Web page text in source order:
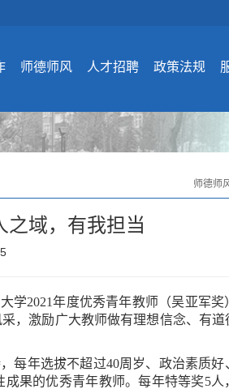
师德师风 人才招聘 政策法规
师德师
之域，有我担当
学2021年度优秀青年教师（吴亚军
，激励广大教师做有理想信念、有
每年选拔不超过40周岁、政治素质好
果的优秀青年教师。每年特等奖5人